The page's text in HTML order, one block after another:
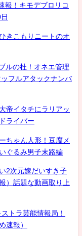
報！キモデブロリコ
きこもりニートのオ
ルの杜！オネエ管理
フルアタックナンバ
帝イタチにラリアッ
ライバー
ちゃん人形！豆腐メ
ぐるみ男子末路編
2次元嫁だいすき子
）話題な動画取り上
トラ芸能情報局！
速報）